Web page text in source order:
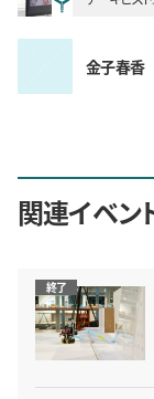
金子春香
関連イベン
終了